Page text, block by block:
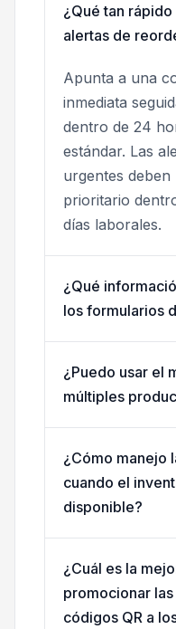
¿Qué tan
alertas de
Apunta a una
inmediata
dentro de 24
estándar. Las
urgentes
prioritario
días laborales.
¿Qué
los formularios
¿Puedo usar el
múltiples
¿Cómo manejo
cuando el
disponible?
¿Cuál es la
promocionar
códigos QR a